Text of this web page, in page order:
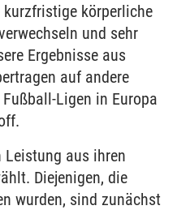
körperliche
und sehr
Ergebnisse aus
auf andere
Ligen in Europa
Leistung aus ihren
Diejenigen, die
wurden, sind zunächst